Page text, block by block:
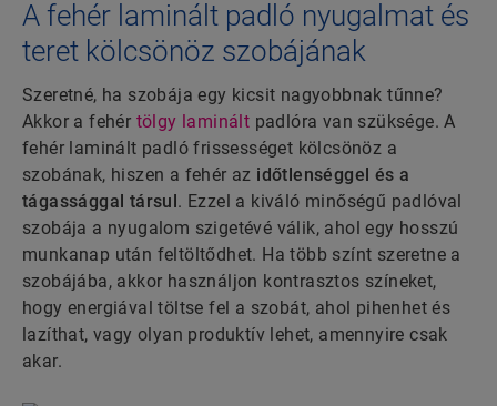
A fehér laminált padló nyugalmat és
teret kölcsönöz szobájának
Szeretné, ha szobája egy kicsit nagyobbnak tűnne?
Akkor a fehér tölgy laminált padlóra van szüksége. A
fehér laminált padló frissességet kölcsönöz a
szobának, hiszen a fehér az időtlenséggel és a
tágassággal társul . Ezzel a kiváló minőségű padlóval
szobája a nyugalom szigetévé válik, ahol egy hosszú
munkanap után feltöltődhet. Ha több színt szeretne a
szobájába, akkor használjon kontrasztos színeket,
hogy energiával töltse fel a szobát, ahol pihenhet és
lazíthat, vagy olyan produktív lehet, amennyire csak
akar.